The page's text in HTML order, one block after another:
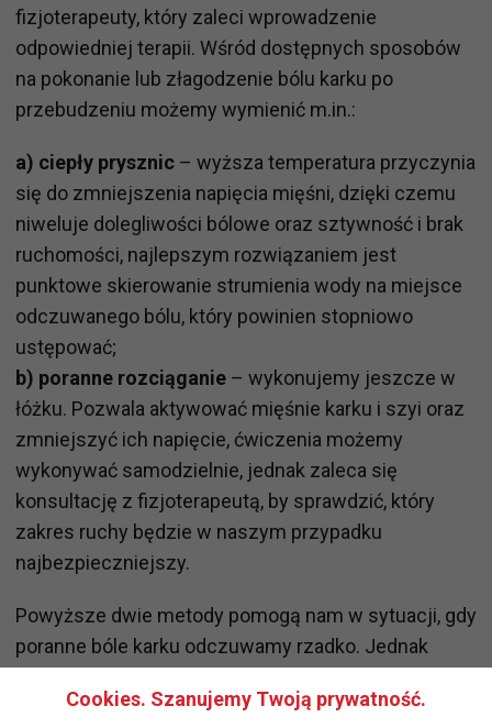
fizjoterapeuty, który zaleci wprowadzenie
odpowiedniej terapii. Wśród dostępnych sposobów
na pokonanie lub złagodzenie bólu karku po
przebudzeniu możemy wymienić m.in.:
a) ciepły prysznic – wyższa temperatura przyczynia
się do zmniejszenia napięcia mięśni, dzięki czemu
niweluje dolegliwości bólowe oraz sztywność i brak
ruchomości, najlepszym rozwiązaniem jest
punktowe skierowanie strumienia wody na miejsce
odczuwanego bólu, który powinien stopniowo
ustępować;
b) poranne rozciąganie – wykonujemy jeszcze w
łóżku. Pozwala aktywować mięśnie karku i szyi oraz
zmniejszyć ich napięcie, ćwiczenia możemy
wykonywać samodzielnie, jednak zaleca się
konsultację z fizjoterapeutą, by sprawdzić, który
zakres ruchy będzie w naszym przypadku
najbezpieczniejszy.
Powyższe dwie metody pomogą nam w sytuacji, gdy
poranne bóle karku odczuwamy rzadko. Jednak
wizyty u specjalisty, który może zalecić stosowanie
Cookies. Szanujemy Twoją prywatność.